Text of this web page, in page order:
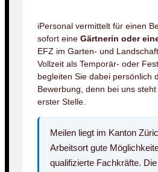
iPersonal vermittelt für einen
sofort eine Gärtnerin oder
EFZ im Garten- und
Vollzeit als Temporär- oder
begleiten Sie dabei persönlich
Bewerbung, denn bei uns
erster Stelle.
Meilen liegt im Kanton
Arbeitsort gute
qualifizierte Fachkräfte.